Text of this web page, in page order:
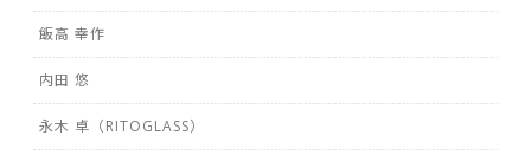
飯高 幸作
内田 悠
永木 卓（RITOGLASS）